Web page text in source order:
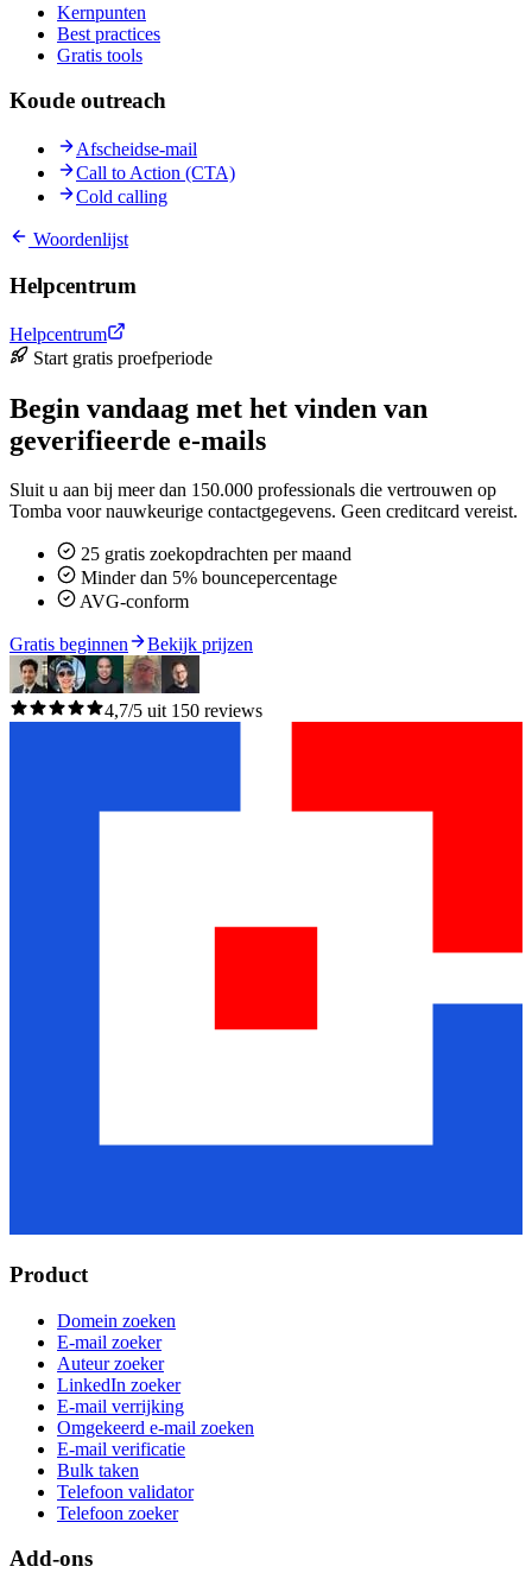
Kernpunten
Best practices
Gratis tools
Koude outreach
Afscheidse-mail
Call to Action (CTA)
Cold calling
Woordenlijst
Helpcentrum
Helpcentrum
Start gratis proefperiode
Begin vandaag met het vinden van
geverifieerde e-mails
Sluit u aan bij meer dan 150.000 professionals die vertrouwen op
Tomba voor nauwkeurige contactgegevens. Geen creditcard vereist.
25 gratis zoekopdrachten per maand
Minder dan 5% bouncepercentage
AVG-conform
Gratis beginnen Bekijk prijzen
4,7/5 uit 150 reviews
Product
Domein zoeken
E-mail zoeker
Auteur zoeker
LinkedIn zoeker
E-mail verrijking
Omgekeerd e-mail zoeken
E-mail verificatie
Bulk taken
Telefoon validator
Telefoon zoeker
Add-ons